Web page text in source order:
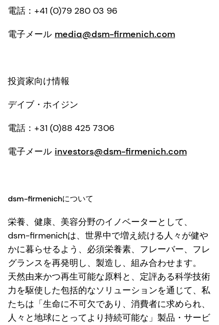
電話：+41 (0)79 280 03 96
電子メール media@dsm-firmenich.com
投資家向け情報
デイブ・ホイジン
電話：+31 (0)88 425 7306
電子メール investors@dsm-firmenich.com
dsm-firmenichについて
栄養、健康、美容分野のイノベーターとして、
dsm-firmenichは、世界中で増え続ける人々が健や
かに暮らせるよう、必須栄養素、フレーバー、フレ
グランスを再発明し、製造し、組み合わせます。
天然由来かつ再生可能な原料と、定評ある科学技術
力を駆使した包括的なソリューションを通じて、私
たちは「生命に不可欠であり、消費者に求められ、
人々と地球にとってより持続可能な」製品・サービ